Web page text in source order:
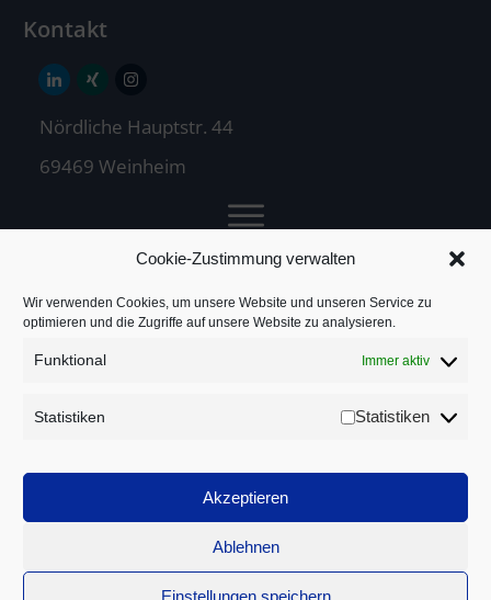
Cookie-Zustimmung verwalten
Wir verwenden Cookies, um unsere Website und unseren Service zu
optimieren und die Zugriffe auf unsere Website zu analysieren.
Funktional Immer aktiv
Statistiken Statistiken
Akzeptieren
Ablehnen
Einstellungen speichern
Kontakt
Nördliche Hauptstr. 44
69469 Weinheim
Jochen Treuz